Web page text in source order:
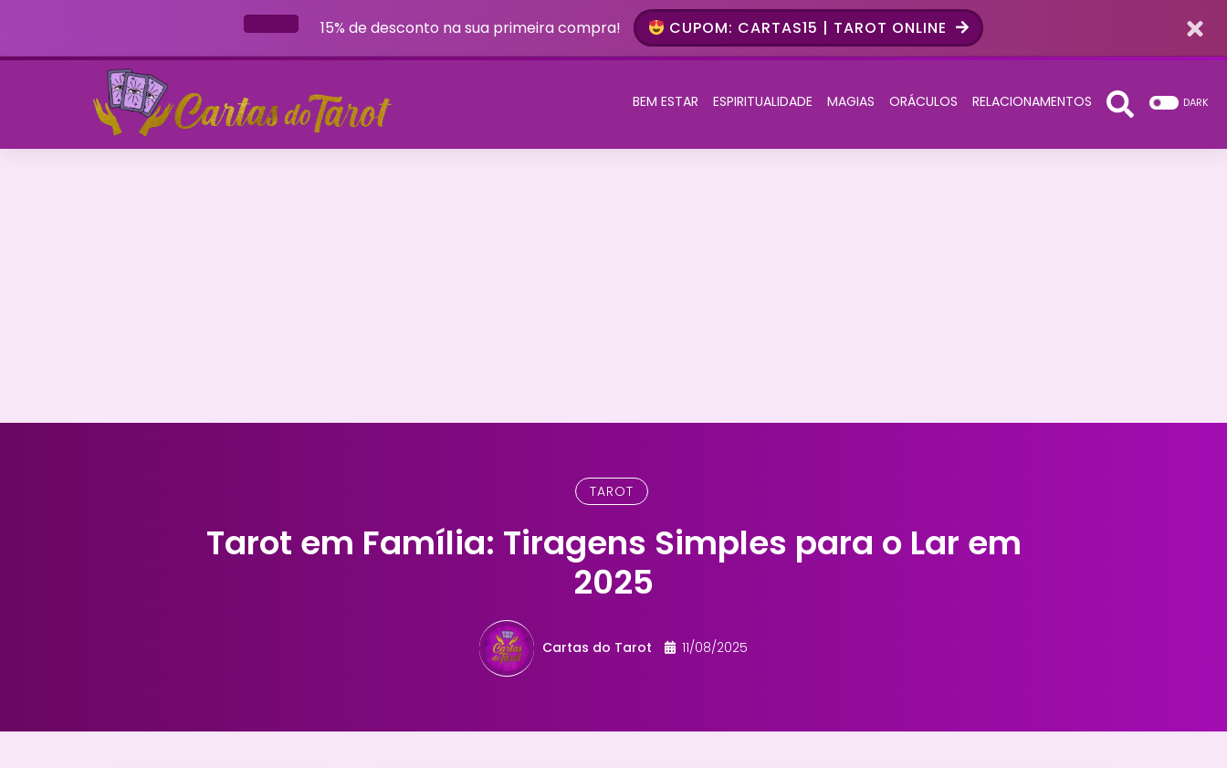
15% de desconto na sua primeira compra! CUPOM: CARTAS15 | TAROT ONLINE
BEM ESTAR ESPIRITUALIDADE MAGIAS ORÁCULOS RELACIONAMENTOS DARK
TAROT
Tarot em Família: Tiragens Simples para o Lar em
2025
Cartas do Tarot 11/08/2025